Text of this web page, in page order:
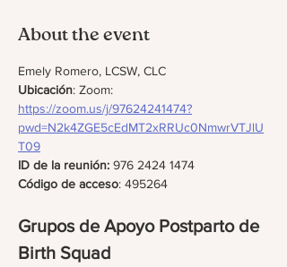
About the event
Emely Romero, LCSW, CLC
Ubicación: Zoom:
https://zoom.us/j/97624241474?
pwd=N2k4ZGE5cEdMT2xRRUc0NmwrVTJlU
T09
ID de la reunión: 976 2424 1474
Código de acceso: 495264
Grupos de Apoyo Postparto de
Birth Squad